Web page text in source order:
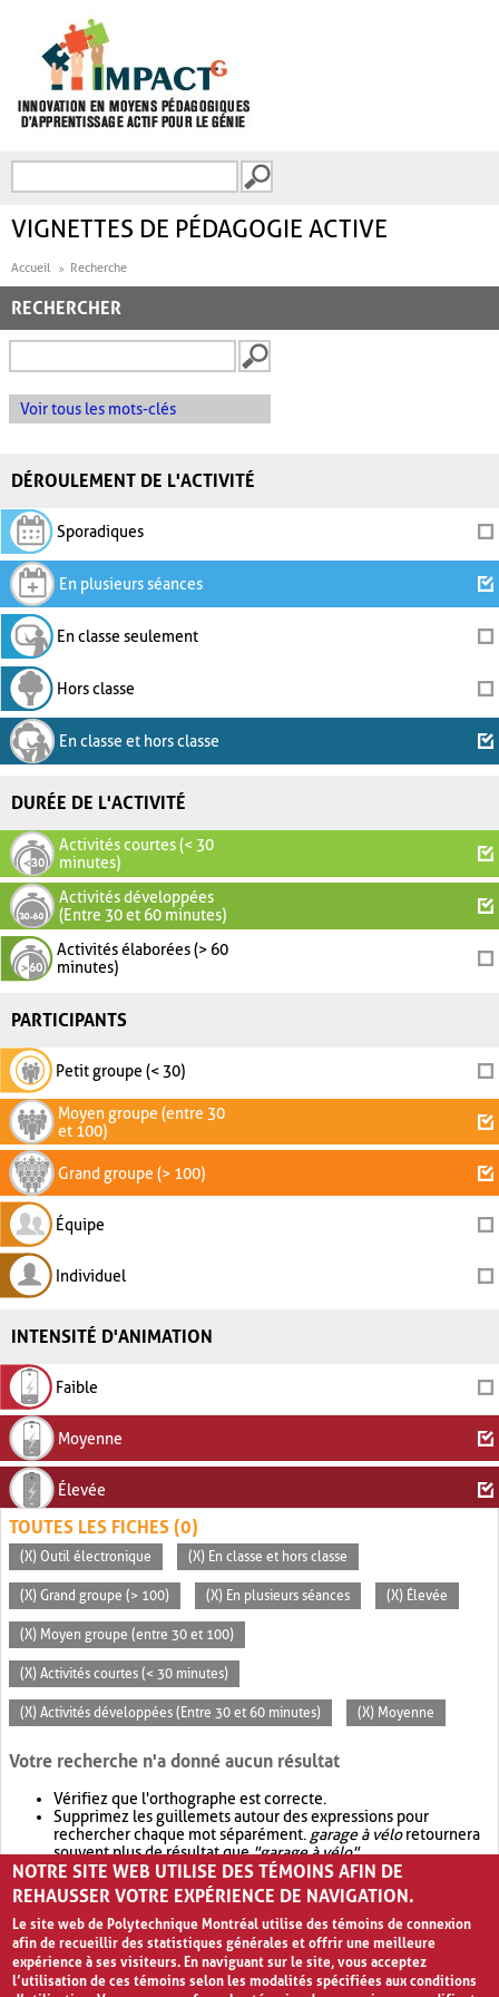
FORMULAIRE DE
VIGNETTES DE PÉDAGOGIE ACTIVE
Accueil Recherche
RECHERCHER
Voir tous les mots-clés
DÉROULEMENT DE L'ACTIVITÉ
Sporadiques
En plusieurs séances
En classe seulement
Hors classe
En classe et hors classe
DURÉE DE L'ACTIVITÉ
Activités courtes (< 30
minutes)
Activités développées
(Entre 30 et 60 minutes)
Activités élaborées (> 60
minutes)
PARTICIPANTS
Petit groupe (< 30)
Moyen groupe (entre 30
et 100)
Grand groupe (> 100)
Équipe
Individuel
INTENSITÉ D'ANIMATION
Faible
Moyenne
Élevée
TOUTES LES FICHES (0)
(X) Outil électronique (X) En classe et hors classe
(X) Grand groupe (> 100) (X) En plusieurs séances (X) Élevée
(X) Moyen groupe (entre 30 et 100)
(X) Activités courtes (< 30 minutes)
(X) Activités développées (Entre 30 et 60 minutes) (X) Moyenne
Votre recherche n'a donné aucun résultat
Vérifiez que l'orthographe est correcte.
Supprimez les guillemets autour des expressions pour
rechercher chaque mot séparément. garage à véloretournera
souvent plus de résultat que"garage à vélo".
Envisagez d'élargir votre recherche avec OR.garage OR vélo
retournera souvent plus de résultat quegarage à vélo
NOTRE SITE WEB UTILISE DES TÉMOINS AFIN DE
REHAUSSER VOTRE EXPÉRIENCE DE NAVIGATION.
Le site web de Polytechnique Montréal utilise des témoins de connexion
afin de recueillir des statistiques générales et offrir une meilleure
expérience à ses visiteurs. En naviguant sur le site, vous acceptez
l’utilisation de ces témoins selon les modalités spécifiées aux conditions